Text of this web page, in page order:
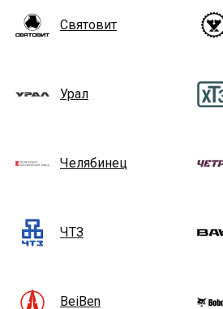
Святовит
Урал
Челябинец
ЧТЗ
BeiBen